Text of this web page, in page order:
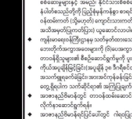
စနစ်တကျ တပ်ဆင်ရမည်ဖြစ်ပ
င် လက်ဆေးခြင်း၊ Hand
သာ ဝင်ရောက်ခွင့်ပြုမည်ဖြစ်ကြ
တွင်းဝန်ရုံး (ယခင်ဝန်ကြီးမျ
ြည်သူများအတွက် ဗိုလ်တထော
ဓုလလမ်းဆုံ၊ သိမ်ဖြူလမ်းနှင့်
င့်မပြုသည့် ပစ္စည်းများကို ကြို
ရသည်။
အပြင် ဝင်ရောက်မည့်သူများအ